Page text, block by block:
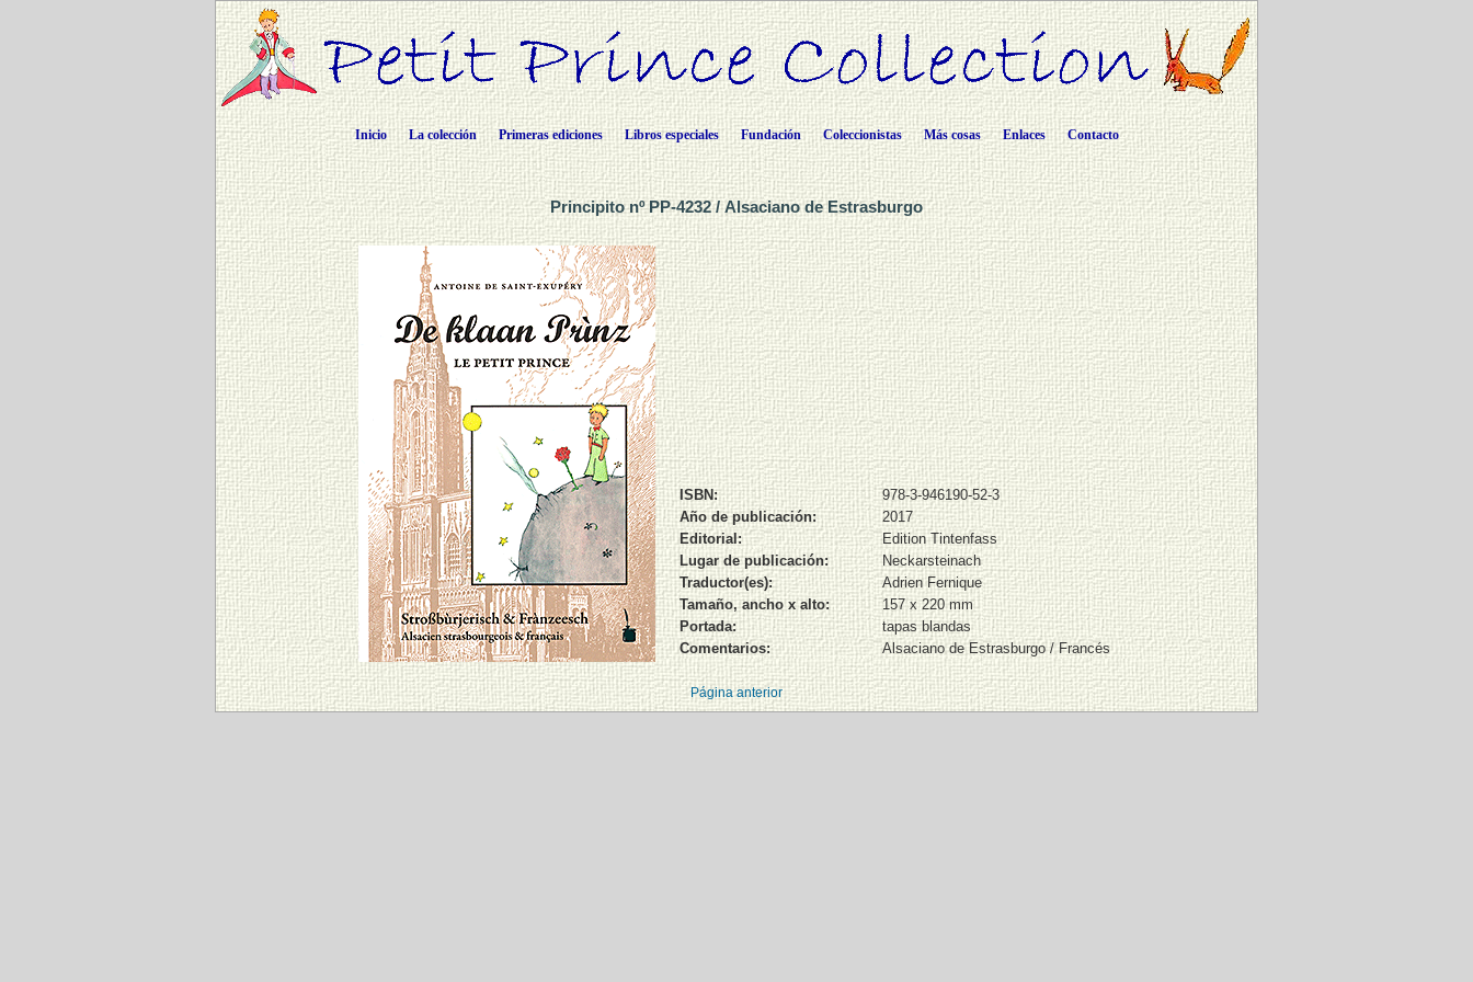
Inicio La colección Primeras ediciones Libros especiales Fundación Coleccionistas Más cosas Enlaces Contacto
Principito nº PP-4232 / Alsaciano de Estrasburgo
ISBN:
978-3-946190-52-3
Año de publicación:
2017
Editorial:
Edition Tintenfass
Lugar de publicación:
Neckarsteinach
Traductor(es):
Adrien Fernique
Tamaño, ancho x alto:
157 x 220 mm
Portada:
tapas blandas
Comentarios:
Alsaciano de Estrasburgo / Francés
Página anterior